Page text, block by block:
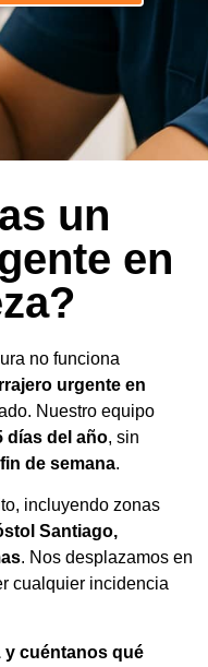
un
en
no funciona
urgente en
Nuestro equipo
días del año, sin
de semana.
incluyendo zonas
Santiago,
. Nos desplazamos en
cualquier incidencia
y cuéntanos qué